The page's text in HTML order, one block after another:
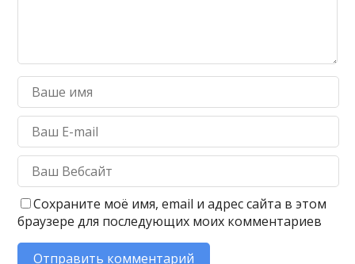
Сохраните моё имя, email и адрес сайта в этом
браузере для последующих моих комментариев